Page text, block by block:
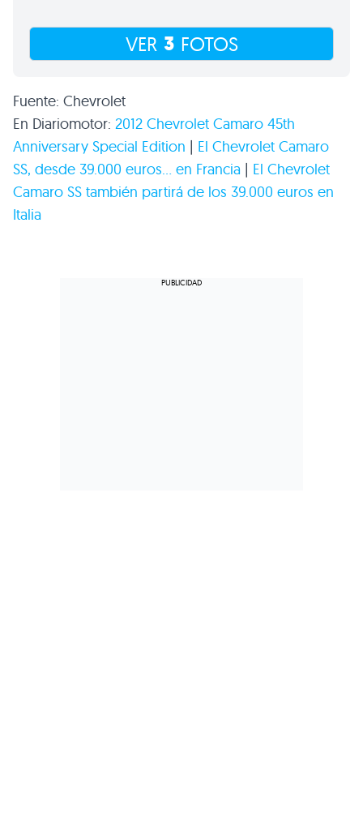
VER 3 FOTOS
Fuente: Chevrolet
En Diariomotor: 2012 Chevrolet Camaro 45th
Anniversary Special Edition | El Chevrolet Camaro
SS, desde 39.000 euros… en Francia | El Chevrolet
Camaro SS también partirá de los 39.000 euros en
Italia